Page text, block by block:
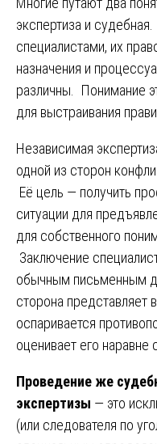
экспертиза и
специалистами, их
назначения и
различны. Понимание
для выстраивания
Независимая
одной из сторон
Её цель — получить
ситуации для
для собственного
Заключение
обычным письменным
сторона представляет
оспаривается
оценивает его наравне
Проведение же
экспертизы — это
(или следователя по